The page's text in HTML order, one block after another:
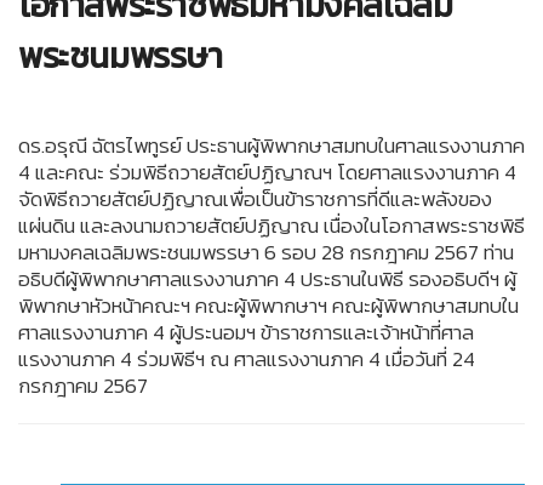
พระชนมพรรษา
ดร.อรุณี ฉัตรไพทูรย์ ประธานผู้พิพากษาสมทบในศาลแรงงานภาค
4 และคณะ ร่วมพิธีถวายสัตย์ปฏิญาณฯ โดยศาลแรงงานภาค 4
จัดพิธีถวายสัตย์ปฏิญาณเพื่อเป็นข้าราชการที่ดีและพลังของ
แผ่นดิน และลงนามถวายสัตย์ปฏิญาณ เนื่องในโอกาสพระราชพิธี
มหามงคลเฉลิมพระชนมพรรษา 6 รอบ 28 กรกฎาคม 2567 ท่าน
อธิบดีผู้พิพากษาศาลแรงงานภาค 4 ประธานในพิธี รองอธิบดีฯ ผู้
พิพากษาหัวหน้าคณะฯ คณะผู้พิพากษาฯ คณะผู้พิพากษาสมทบใน
ศาลแรงงานภาค 4 ผู้ประนอมฯ ข้าราชการและเจ้าหน้าที่ศาล
แรงงานภาค 4 ร่วมพิธีฯ ณ ศาลแรงงานภาค 4 เมื่อวันที่ 24
กรกฎาคม 2567